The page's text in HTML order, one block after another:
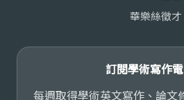
華樂絲徵才
訂閱學術寫作
每週取得學術英文寫作、論文